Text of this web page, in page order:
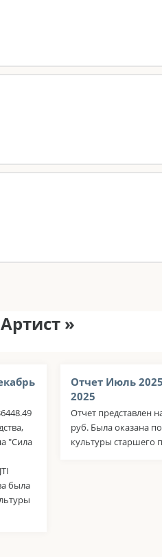
»
"Сила
была
Отчет Июль
2025
Отчет представлен
руб. Была оказана
культуры старшего